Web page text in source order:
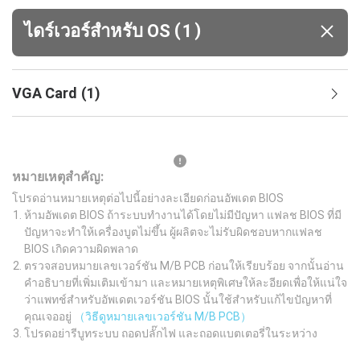
ไดร์เวอร์สำหรับ OS (1 )
VGA Card (1)
หมายเหตุสำคัญ:
โปรดอ่านหมายเหตุต่อไปนี้อย่างละเอียดก่อนอัพเดต BIOS
ห้ามอัพเดต BIOS ถ้าระบบทำงานได้โดยไม่มีปัญหา แฟลช BIOS ที่มี
ปัญหาจะทำให้เครื่องบูตไม่ขึ้น ผู้ผลิตจะไม่รับผิดชอบหากแฟลช
BIOS เกิดความผิดพลาด
ตรวจสอบหมายเลขเวอร์ชัน M/B PCB ก่อนให้เรียบร้อย จากนั้นอ่าน
คำอธิบายที่เพิ่มเติมเข้ามา และหมายเหตุพิเศษให้ละอียดเพื่อให้แน่ใจ
ว่าแพทช์สำหรับอัพเดตเวอร์ชัน BIOS นั้นใช้สำหรับแก้ไขปัญหาที่
คุณเจออยู่
（วิธีดูหมายเลขเวอร์ชัน M/B PCB）
โปรดอย่ารีบูทระบบ ถอดปลั๊กไฟ และถอดแบตเตอรี่ในระหว่าง